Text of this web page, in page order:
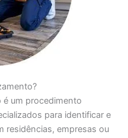
é um procedimento
para identificar e
residências, empresas ou